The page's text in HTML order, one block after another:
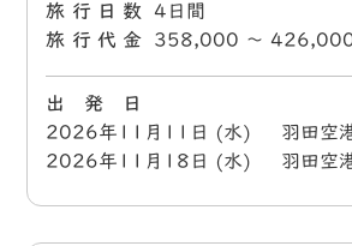
旅行日数
4日間
旅行代金
358,000 〜
出 発 日
2026年11月11日 (水) 羽田空
2026年11月18日 (水) 羽田空